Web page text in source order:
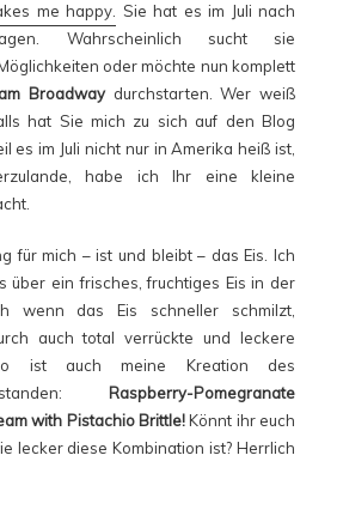
me happy. Sie hat es im Juli nach
Wahrscheinlich sucht sie
oder möchte nun komplett
am Broadway durchstarten. Wer weiß
hat Sie mich zu sich auf den Blog
es im Juli nicht nur in Amerika heiß ist,
habe ich Ihr eine kleine
für mich – ist und bleibt – das Eis. Ich
über ein frisches, fruchtiges Eis in der
wenn das Eis schneller schmilzt,
auch total verrückte und leckere
ist auch meine Kreation des
Raspberry-Pomegranate
with Pistachio Brittle!Könnt ihr euch
lecker diese Kombination ist? Herrlich